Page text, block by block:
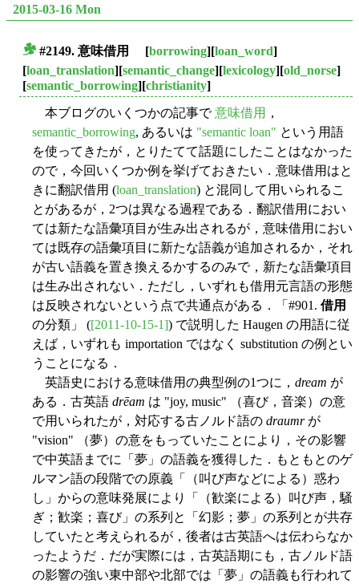
2015-03-16 Mon
#2149. 意味借用 [borrowing][loan_word]
[loan_translation][semantic_change][lexicology][old_norse]
[semantic_borrowing][christianity]
本ブログのいくつかの記事で意味借用 ，
semantic_borrowing, あるいは "semantic loan" という用語
を使ってきたが，とりたてて話題にしたことはなかった
ので，今回いくつか例を挙げておきたい．意味借用はと
きに翻訳借用 (loan_translation) と混同して用いられるこ
とがあるが，2つは異なる過程である．翻訳借用におい
ては新たな語彙項目が生み出されるが，意味借用におい
ては既存の語彙項目に新たな語義が追加されるか，それ
が古い語義を置き換えるかするのみで，新たな語彙項目
は生み出されない．ただし，いずれも借用元言語の形態
は反映されないという点で共通点がある．「#901. 借用
の分類」 ([2011-10-15-1]) で説明した Haugen の用語に従
えば，いずれも importation ではなく substitution の例とい
うことになる．
英語史における意味借用の典型例の1つに， dream が
ある．古英語 drēam は "joy, music" （喜び，音楽）の意
で用いられたが，対応する古ノルド語の draumrが
"vision" （夢）の意をもっていたことにより，その影響
で中英語までに「夢」の語義を獲得した．もともとのゲ
ルマン語の段階での原義「（叫び声などによる）惑わ
し」からの意味発展により「（歓楽による）叫び声，騒
ぎ；歓楽；喜び」の系列と「幻影；夢」の系列とが共存
していたと考えられるが，後者は古英語へは伝わらなか
ったようだ．だが実際には，古英語期にも，古ノルド語
の影響の強い東中部や北部では「夢」の語義も行われて